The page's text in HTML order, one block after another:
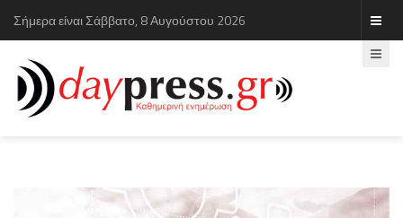
Σήμερα είναι Σάββατο, 8 Αυγούστου 2026